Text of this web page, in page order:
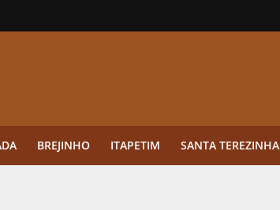
BREJINHO ITAPETIM SANTA TEREZINHA